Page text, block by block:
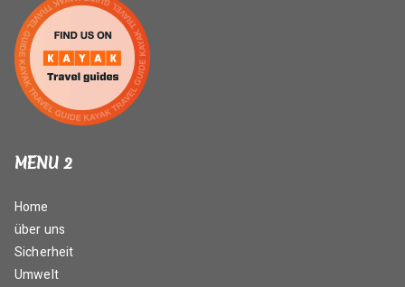
MENU 2
Home
über uns
Sicherheit
Umwelt